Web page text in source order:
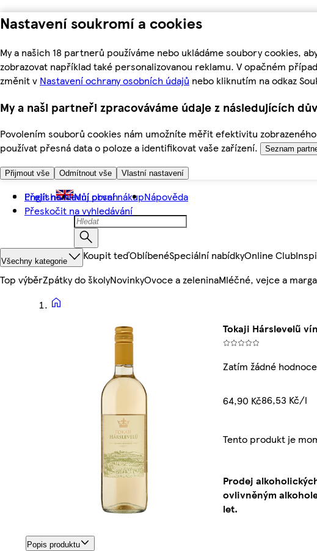
Nastavení soukromí a cookies
My a našich 18 partnerů používáme nebo ukládáme soubory cookies,
zobrazovat například také personalizovanou reklamu. V opačném
změnit v Nastavení ochrany osobních údajů nebo kliknutím na odkaz
My a naši partneři zpracováváme údaje z následujících
Povolením souborů cookies nám umožníte měřit efektivitu
používat přesná data o poloze a identifikovat vaše zařízení.
Seznam
Přijmout vše Odmítnout vše Vlastní nastavení
Přejít na hlavní obsah
Přeskočit na vyhledávání
English Můj první nákupNápověda
Všechny kategorie Koupit teďOblíbenéSpeciální nabídkyOnline Club
Top výběrZpátky do školyNovinkyOvoce a zeleninaMléčné, vejce a
Tokaji Hárslevelű
Zatím žádné
64,90 Kč86,53 Kč/l
Tento produkt je
Prodej
ovlivněným
let.
Popis produktu